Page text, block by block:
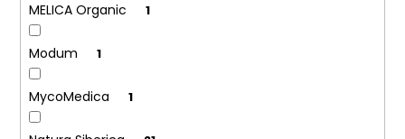
MELICA Organic 1
Modum 1
MycoMedica 1